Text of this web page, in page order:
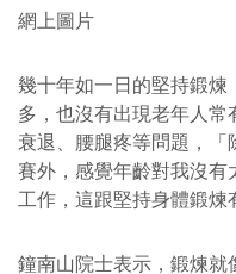
網上圖片
幾十年如一日的堅持鍛煉
多，也沒有出現老年人常
衰退、腰腿疼等問題，「
賽外，感覺年齡對我沒有
工作，這跟堅持身體鍛煉
鐘南山院士表示，鍛煉就